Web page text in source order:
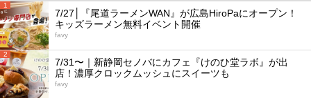
1
7/27│『尾道ラーメンWAN』が広島HiroPaにオープン！
キッズラーメン無料イベント開催
favy
2
7/31〜｜新静岡セノバにカフェ『けのひ堂ラボ』が出
店！濃厚クロックムッシュにスイーツも
favy